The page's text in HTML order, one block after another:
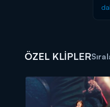
ÖZEL KLİPLER